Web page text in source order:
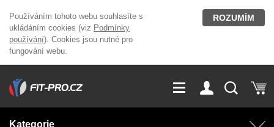
Používáním tohoto webu souhlasíte s
ukládáním cookies (viz Podmínky
používání). Cookies jsou nutné pro
fungování webu.
ROZUMÍM
GDPR
Přihlášení
Kategorie